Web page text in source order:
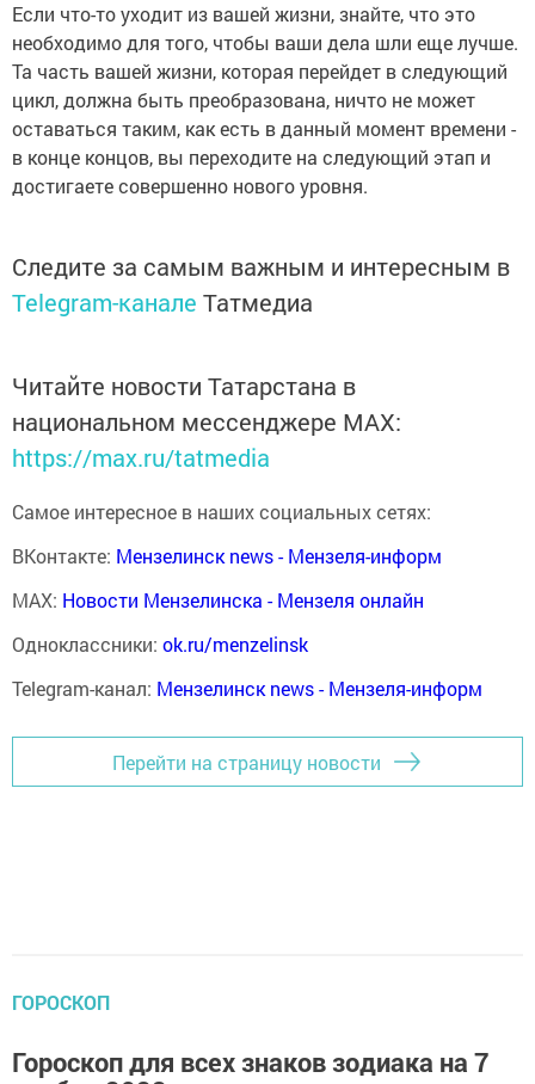
Если что-то уходит из вашей жизни, знайте, что это
необходимо для того, чтобы ваши дела шли еще лучше.
Та часть вашей жизни, которая перейдет в следующий
цикл, должна быть преобразована, ничто не может
оставаться таким, как есть в данный момент времени -
в конце концов, вы переходите на следующий этап и
достигаете совершенно нового уровня.
Следите за самым важным и интересным в
Telegram-канале Татмедиа
Читайте новости Татарстана в
национальном мессенджере MАХ:
https://max.ru/tatmedia
Самое интересное в наших социальных сетях:
ВКонтакте: Мензелинск news - Мензеля-информ
MAX: Новости Мензелинска - Мензеля онлайн
Одноклассники: ok.ru/menzelinsk
Telegram-канал: Мензелинск news - Мензеля-информ
Перейти на страницу новости
ГОРОСКОП
Гороскоп для всех знаков зодиака на 7